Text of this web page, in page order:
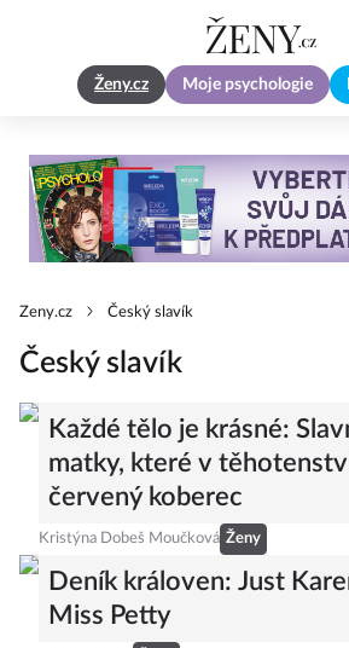
Ženy.cz Moje psychologie
Zeny.cz Český slavík
Český slavík
Každé tělo je krásné:
matky, které v
červený koberec
Kristýna Dobeš Moučková Ženy
Deník královen: Just
Miss Petty